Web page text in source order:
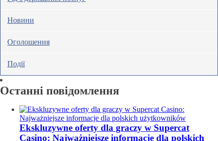
Новини
Оголошення
Події
Останні повідомлення
Ekskluzywne oferty dla graczy w Supercat
Casino: Najważniejsze informacje dla polskich